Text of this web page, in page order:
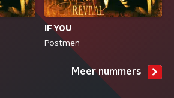
IF YOU
Postmen
Meer nummers